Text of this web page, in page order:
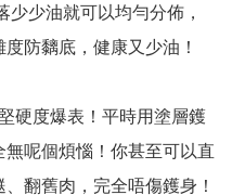
少油就可以均勻分佈，
防黐底，健康又少油！
硬度爆表！平時用塗層鑊
呢個煩惱！你甚至可以直
翻舊肉，完全唔傷鑊身！